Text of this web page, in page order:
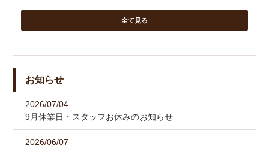
全て見る
お知らせ
2026/07/04
9月休業日・スタッフお休みのお知らせ
2026/06/07